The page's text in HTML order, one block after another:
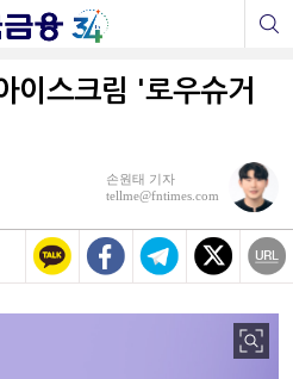
이스크림 '로우슈거
손원태 기자
tellme@fntimes.com